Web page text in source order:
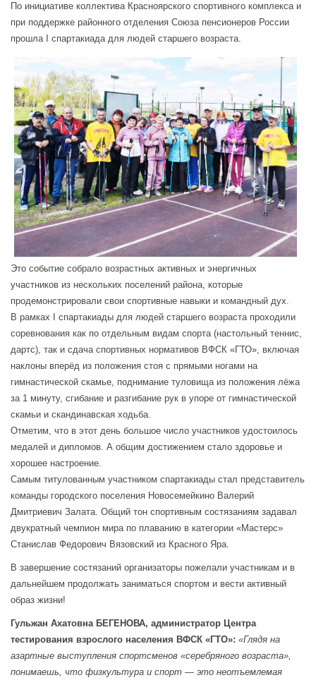
По инициативе коллектива Красноярского спортивного комплекса и
при поддержке районного отделения Союза пенсионеров России
прошла I спартакиада для людей старшего возраста.
Это событие собрало возрастных активных и энергичных
участников из нескольких поселений района, которые
продемонстрировали свои спортивные навыки и командный дух.
В рамках I спартакиады для людей старшего возраста проходили
соревнования как по отдельным видам спорта (настольный теннис,
дартс), так и сдача спортивных нормативов ВФСК «ГТО», включая
наклоны вперёд из положения стоя с прямыми ногами на
гимнастической скамье, поднимание туловища из положения лёжа
за 1 минуту, сгибание и разгибание рук в упоре от гимнастической
скамьи и скандинавская ходьба.
Отметим, что в этот день большое число участников удостоилось
медалей и дипломов. А общим достижением стало здоровье и
хорошее настроение.
Самым титулованным участником спартакиады стал представитель
команды городского поселения Новосемейкино Валерий
Дмитриевич Залата. Общий тон спортивным состязаниям задавал
двукратный чемпион мира по плаванию в категории «Мастерс»
Станислав Федорович Вязовский из Красного Яра.
В завершение состязаний организаторы пожелали участникам и в
дальнейшем продолжать заниматься спортом и вести активный
образ жизни!
Гульжан Ахатовна БЕГЕНОВА, администратор Центра
тестирования взрослого населения ВФСК «ГТО»: «Глядя на
азартные выступления спортсменов «серебряного возраста»,
понимаешь, что физкультура и спорт — это неотъемлемая